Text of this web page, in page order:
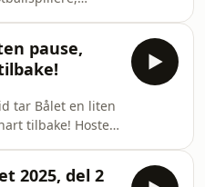
more
ligge. Hosted on
privacy for more
pause,
tar Bålet en liten
Hosted
2025, del 2